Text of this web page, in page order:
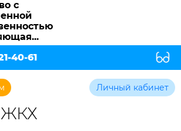
с
40-61
Личный кабинет
ЖКХ